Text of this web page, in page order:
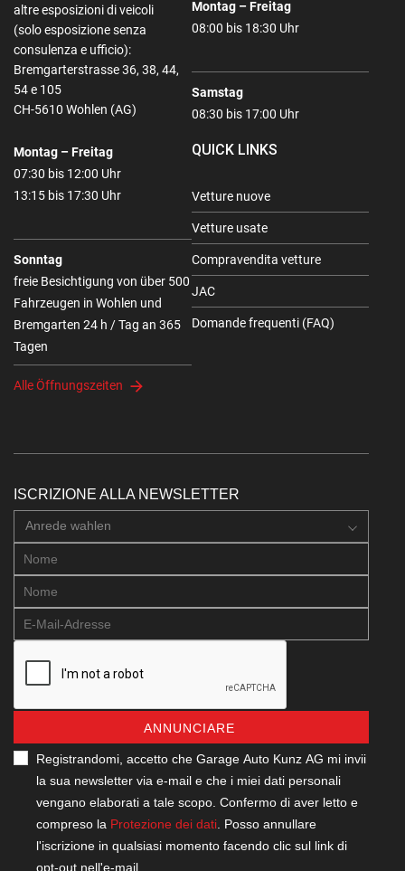
altre esposizioni di veicoli
(solo esposizione senza
consulenza e ufficio):
Bremgarterstrasse 36, 38, 44,
54 e 105
CH-5610 Wohlen (AG)
Montag – Freitag
08:00 bis 18:30 Uhr
Samstag
08:30 bis 17:00 Uhr
Montag – Freitag
07:30 bis 12:00 Uhr
13:15 bis 17:30 Uhr
Sonntag
freie Besichtigung von über 500
Fahrzeugen in Wohlen und
Bremgarten 24 h / Tag an 365
Tagen
Alle Öffnungszeiten
QUICK LINKS
Vetture nuove
Vetture usate
Compravendita vetture
JAC
Domande frequenti (FAQ)
ISCRIZIONE ALLA NEWSLETTER
Anrede wahlen
ANNUNCIARE
Registrandomi, accetto che Garage Auto Kunz AG mi invii
la sua newsletter via e-mail e che i miei dati personali
vengano elaborati a tale scopo. Confermo di aver letto e
compreso la Protezione dei dati . Posso annullare
l'iscrizione in qualsiasi momento facendo clic sul link di
opt-out nell'e-mail.